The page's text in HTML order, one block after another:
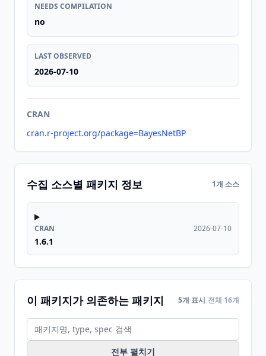
NEEDS COMPILATION
no
LAST OBSERVED
2026-07-10
CRAN
cran.r-project.org/package=BayesNetBP
수집 소스별 패키지 정보 1개 소스
CRAN
1.6.1
2026-07-10
이 패키지가 의존하는 패키지 5개 표시 전체 16개
전부 펼치기